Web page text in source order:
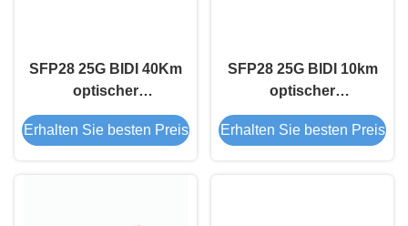
SFP28 25G BIDI 40Km
optischer
Empfängermodul
Erhalten Sie besten Preis
SFP28 25G BIDI 10km
optischer
Empfängermodul
Erhalten Sie besten Preis